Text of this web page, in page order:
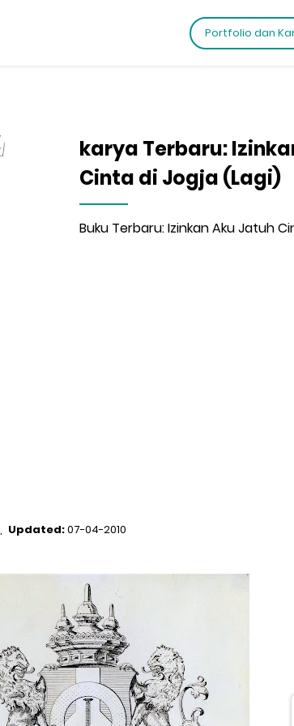
Portfolio dan
karya Terbaru:
Cinta di Jogja (Lagi)
Buku Terbaru: Izinkan Aku Jatuh
Updated:07-04-2010